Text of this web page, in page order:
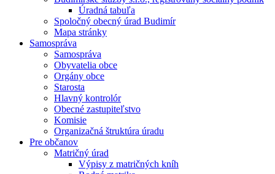
Úradná tabuľa
Spoločný obecný úrad Budimír
Mapa stránky
Samospráva
Samospráva
Obyvatelia obce
Orgány obce
Starosta
Hlavný kontrolór
Obecné zastupiteľstvo
Komisie
Organizačná štruktúra úradu
Pre občanov
Matričný úrad
Výpisy z matričných kníh